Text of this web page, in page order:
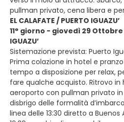
pullman privato, cena libera e
EL CALAFATE / PUERTO IGUAZU’
11° giorno - giovedì 29 Ottobre -
IGUAZU’
Sistemazione prevista: Puerto
Prima colazione in hotel e
tempo a disposizione per relax,
fare qualche acquisto. Ritrovo
aeroporto con pullman privato
disbrigo delle formalità
linea delle 13:30 diretto a Buenos